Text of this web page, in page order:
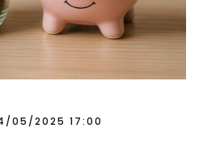
05/2025 17:00